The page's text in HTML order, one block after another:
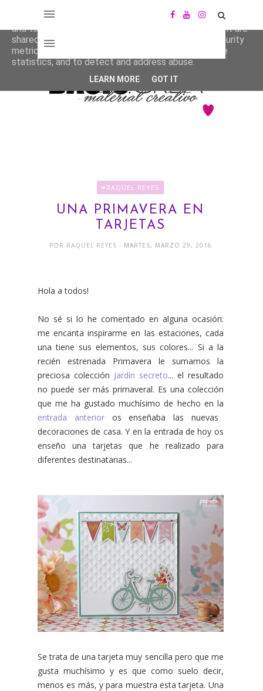
♥RAQUEL REYES
UNA PRIMAVERA EN
TARJETAS
POR RAQUEL REYES - MARTES, MARZO 29, 2016
Hola a todos!
No sé si lo he comentado en alguna ocasión:
me encanta inspirarme en las estaciones, cada
una tiene sus elementos, sus colores... Si a la
recién estrenada Primavera le sumamos la
preciosa colección Jardín secreto... el resultado
no puede ser más primaveral. Es una colección
que me ha gustado muchísimo de hecho en la
entrada anterioros enseñaba las nuevas
decoraciones de casa. Y en la entrada de hoy os
enseño una tarjetas que he realizado para
diferentes destinatarias...
Se trata de una tarjeta muy sencilla pero que me
gusta muchísimo y es que como suelo decir,
menos es más, y para muestra esta tarjeta. Una
This site uses cookies from Google to deliver its services
and to analyze traffic. Your IP address and user-agent are
shared with Google along with performance and security
metrics to ensure quality of service, generate usage
statistics, and to detect and address abuse.
LEARN MORE GOT IT